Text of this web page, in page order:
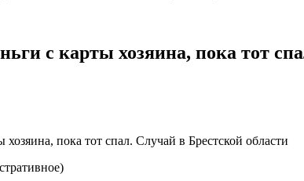
с карты хозяина, пока тот